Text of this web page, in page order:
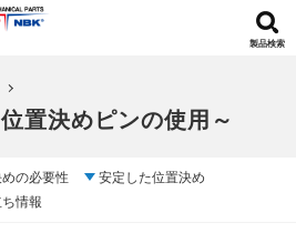
製品検索
置決めピンの使用～
の必要性
安定した位置決め
情報